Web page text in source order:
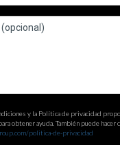
y la Política de privacidad
obtener ayuda. También puede
politica-de-privacidad